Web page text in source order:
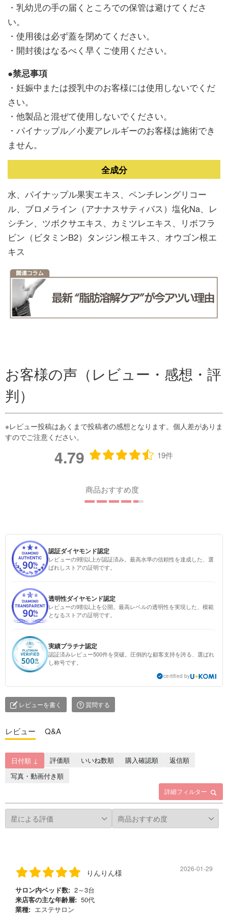
・乳幼児の手の届くところでの保管は避けてくださ
い。
・使用後は必ず蓋を閉めてください。
・開封後はなるべく早くご使用ください。
●禁忌事項
・妊娠中または授乳中のお客様には使用しないでくだ
さい。
・他製品と混ぜて使用しないでください。
・パイナップル／小麦アレルギーのお客様は施術でき
ません。
全成分
水、パイナップル果実エキス、ペンチレングリコー
ル、ブロメライン（アナナスサティバス）塩化Na、レ
シチン、ツボクサエキス、カミツレエキス、リボフラ
ビン（ビタミンB2）タンジン根エキス、オウゴン根エ
キス
お客様の声（レビュー・感想・評
判）
4.79 19件
商品おすすめ度
認証ダイヤモンド認定
レビューの9割以上が認証済み。最高水準の信頼性を達成した、選
ばれしストアの証明です。
透明性ダイヤモンド認定
レビューの9割以上を公開。最高レベルの透明性を実現した、模範
となるストアの証明です。
実績プラチナ認定
認証済みレビュー500件を突破。圧倒的な顧客支持を誇る、選ばれ
し称号です。
certified by
レビューを書く 質問する
レビュー Q&A
詳細フィルター
日付順 ↓ 評価順 いいね数順 購入確認順
返信順
写真・動画付き順
りんりん様 2026-01-29
サロン内ベッド数: 2～3台
来店客の主な年齢層: 50代
業種: エステサロン